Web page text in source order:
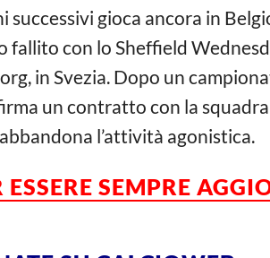
gioca ancora in
fallito con lo Sheffield
in Svezia. Dopo un
un contratto con la
l’attività agonistica.
SEMPRE